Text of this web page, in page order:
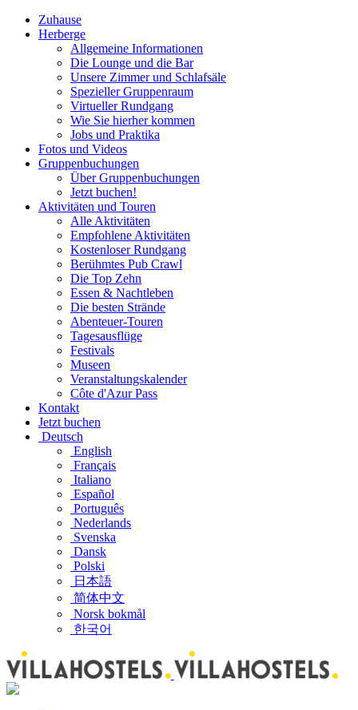
Zuhause
Herberge
Allgemeine Informationen
Die Lounge und die Bar
Unsere Zimmer und Schlafsäle
Spezieller Gruppenraum
Virtueller Rundgang
Wie Sie hierher kommen
Jobs und Praktika
Fotos und Videos
Gruppenbuchungen
Über Gruppenbuchungen
Jetzt buchen!
Aktivitäten und Touren
Alle Aktivitäten
Empfohlene Aktivitäten
Kostenloser Rundgang
Berühmtes Pub Crawl
Die Top Zehn
Essen & Nachtleben
Die besten Strände
Abenteuer-Touren
Tagesausflüge
Festivals
Museen
Veranstaltungskalender
Côte d'Azur Pass
Kontakt
Jetzt buchen
Deutsch
English
Français
Italiano
Español
Português
Nederlands
Svenska
Dansk
Polski
日本語
简体中文
Norsk bokmål
한국어